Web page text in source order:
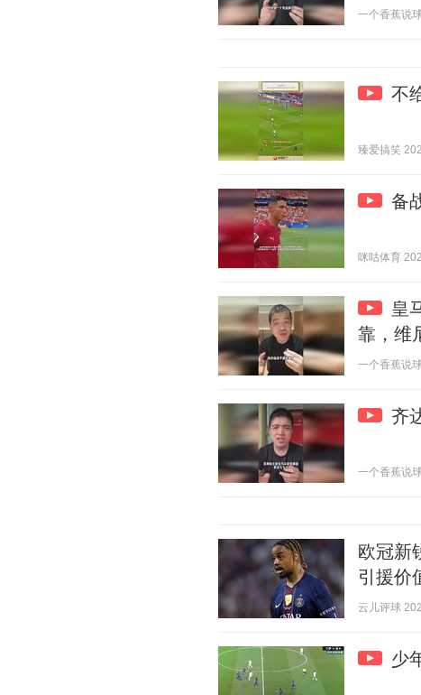
一个香蕉说
不
臻爱搞笑
备
咪咕体育
皇
靠，维
一个香蕉说
齐
一个香蕉说
欧冠新
引援价
云儿评球
少